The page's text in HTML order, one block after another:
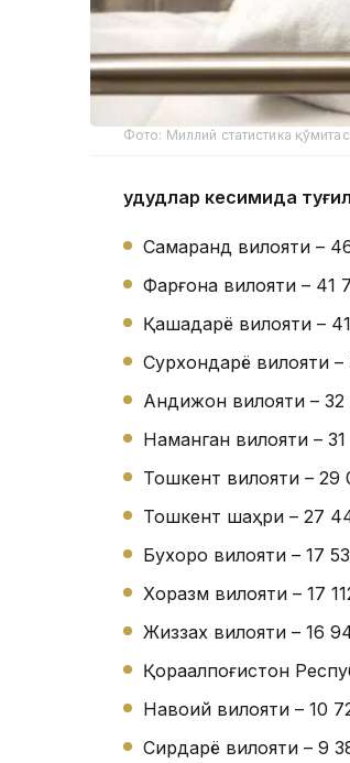
Фото: Миллий статистика
Ҳудудлар кесимида
Самарқанд вилояти –
Фарғона вилояти – 41
Қашқадарё вилояти –
Сурхондарё вилояти –
Андижон вилояти – 32
Наманган вилояти –
Тошкент вилояти – 29
Тошкент шаҳри – 27
Бухоро вилояти – 17
Хоразм вилояти – 17
Жиззах вилояти – 16
Қорақалпоғистон
Навоий вилояти – 10
Сирдарё вилояти – 9